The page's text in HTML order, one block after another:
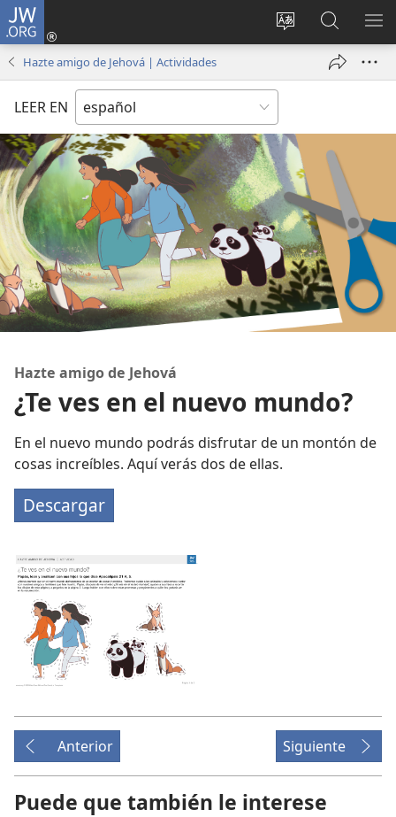
JW.ORG
Cambiar
del sitio
Iniciar
sesión
nueva
en
jw.org
Hazte amigo de Jehová | Actividades
LEER EN
Hazte amigo de Jehová
¿Te ves en el nuevo mundo?
En el nuevo mundo podrás disfrutar de un montón de
cosas increíbles. Aquí verás dos de ellas.
Descargar
Anterior Siguiente
Puede que también le interese